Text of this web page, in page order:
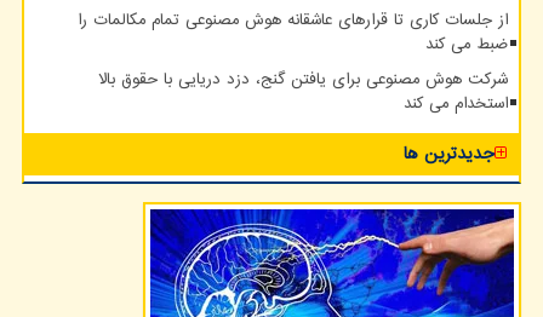
از جلسات کاری تا قرارهای عاشقانه هوش مصنوعی تمام مکالمات را
ضبط می کند
شرکت هوش مصنوعی برای یافتن گنج، دزد دریایی با حقوق بالا
استخدام می کند
جدیدترین ها